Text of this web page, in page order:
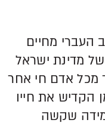
העברי מחיים
מדינת ישראל
מכל אדם חי אחר
הקדיש את חייו
שקשה